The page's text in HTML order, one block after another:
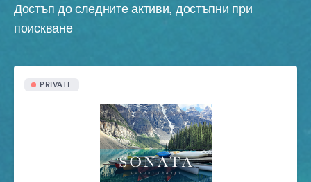
Достъп до следните активи, достъпни при
поискване
PRIVATE